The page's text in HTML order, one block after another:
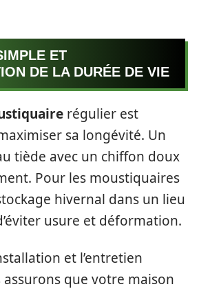
ET
DE LA DURÉE DE VIE
régulier est
sa longévité. Un
tiède avec un chiffon doux
Pour les moustiquaires
hivernal dans un lieu
usure et déformation.
et l’entretien
que votre maison